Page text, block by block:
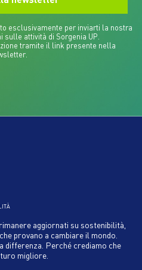
esclusivamente per inviarti la nostra
attività di Sorgenia UP.
tramite il link presente nella
aggiornati su sostenibilità,
provano a cambiare il mondo.
differenza. Perché crediamo che
migliore.